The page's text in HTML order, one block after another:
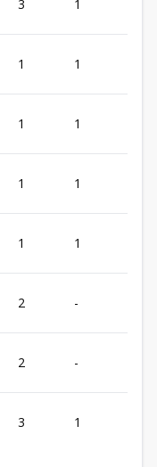
3 1
1 1
1 1
1 1
1 1
2 -
2 -
3 1